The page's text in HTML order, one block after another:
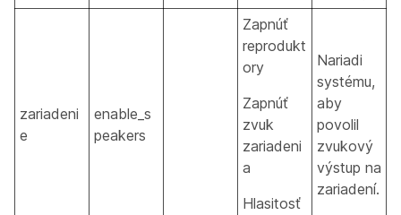
zariadeni
e
enable_s
peakers
Zapnúť
reprodukt
ory
Zapnúť
zvuk
zariadeni
a
Hlasitosť
Nariadi
systému,
aby
povolil
zvukový
výstup na
zariadení.